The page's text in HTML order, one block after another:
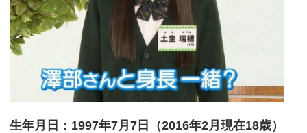
生年月日：1997年7月7日（2016年2月現在18歳）